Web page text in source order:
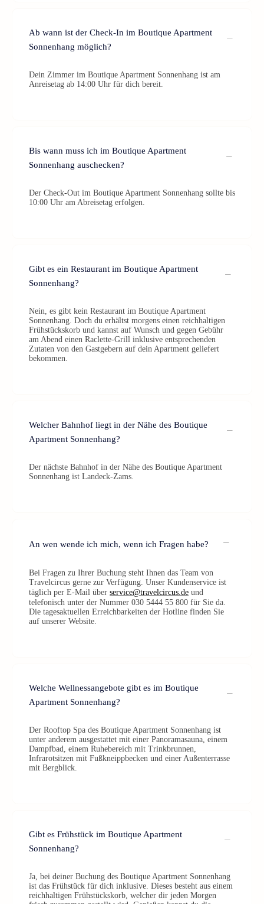
Ab wann ist der Check-In im Boutique Apartment
Sonnenhang möglich?
Dein Zimmer im Boutique Apartment Sonnenhang ist am
Anreisetag ab 14:00 Uhr für dich bereit.
Bis wann muss ich im Boutique Apartment
Sonnenhang auschecken?
Der Check-Out im Boutique Apartment Sonnenhang sollte bis
10:00 Uhr am Abreisetag erfolgen.
Gibt es ein Restaurant im Boutique Apartment
Sonnenhang?
Nein, es gibt kein Restaurant im Boutique Apartment
Sonnenhang. Doch du erhältst morgens einen reichhaltigen
Frühstückskorb und kannst auf Wunsch und gegen Gebühr
am Abend einen Raclette-Grill inklusive entsprechenden
Zutaten von den Gastgebern auf dein Apartment geliefert
bekommen.
Welcher Bahnhof liegt in der Nähe des Boutique
Apartment Sonnenhang?
Der nächste Bahnhof in der Nähe des Boutique Apartment
Sonnenhang ist Landeck-Zams.
An wen wende ich mich, wenn ich Fragen habe?
Bei Fragen zu Ihrer Buchung steht Ihnen das Team von
Travelcircus gerne zur Verfügung. Unser Kundenservice ist
täglich per E-Mail über service@travelcircus.de und
telefonisch unter der Nummer 030 5444 55 800 für Sie da.
Die tagesaktuellen Erreichbarkeiten der Hotline finden Sie
auf unserer Website.
Welche Wellnessangebote gibt es im Boutique
Apartment Sonnenhang?
Der Rooftop Spa des Boutique Apartment Sonnenhang ist
unter anderem ausgestattet mit einer Panoramasauna, einem
Dampfbad, einem Ruhebereich mit Trinkbrunnen,
Infrarotsitzen mit Fußkneippbecken und einer Außenterrasse
mit Bergblick.
Gibt es Frühstück im Boutique Apartment
Sonnenhang?
Ja, bei deiner Buchung des Boutique Apartment Sonnenhang
ist das Frühstück für dich inklusive. Dieses besteht aus einem
reichhaltigen Frühstückskorb, welcher dir jeden Morgen